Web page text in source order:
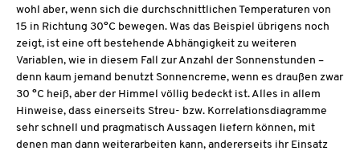
wohl aber, wenn sich die durchschnittlichen Temperaturen von
15 in Richtung 30°C bewegen. Was das Beispiel übrigens noch
zeigt, ist eine oft bestehende Abhängigkeit zu weiteren
Variablen, wie in diesem Fall zur Anzahl der Sonnenstunden –
denn kaum jemand benutzt Sonnencreme, wenn es draußen zwar
30 °C heiß, aber der Himmel völlig bedeckt ist. Alles in allem
Hinweise, dass einerseits Streu- bzw. Korrelationsdiagramme
sehr schnell und pragmatisch Aussagen liefern können, mit
denen man dann weiterarbeiten kann, andererseits ihr Einsatz